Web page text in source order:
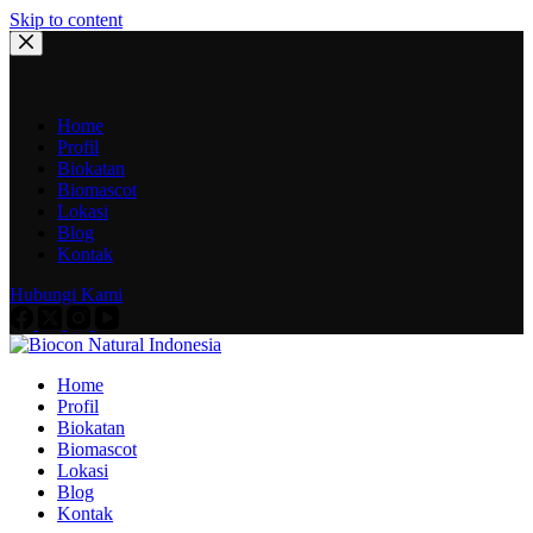
Skip to content
Home
Profil
Biokatan
Biomascot
Lokasi
Blog
Kontak
Hubungi Kami
Home
Profil
Biokatan
Biomascot
Lokasi
Blog
Kontak